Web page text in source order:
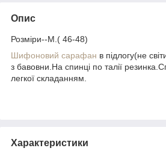
Опис
Розміри--M.( 46-48)
Шифоновий сарафан в підлогу(не
з бавовни.На спинці по талії
легкої складанням.
Характеристики